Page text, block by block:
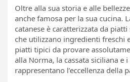
Oltre alla sua storia e alle
anche famosa per la sua cucina.
catanese è caratterizzata da
che utilizzano ingredienti freschi
piatti tipici da provare
alla Norma, la cassata siciliana e
rappresentano l’eccellenza della